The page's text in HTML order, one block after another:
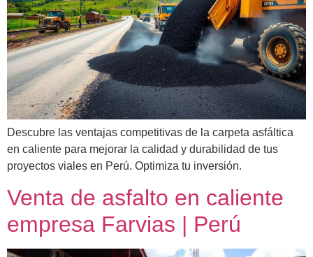
Descubre las ventajas competitivas de la carpeta asfáltica
en caliente para mejorar la calidad y durabilidad de tus
proyectos viales en Perú. Optimiza tu inversión.
Venta de asfalto en caliente
empresa Farvias | Perú